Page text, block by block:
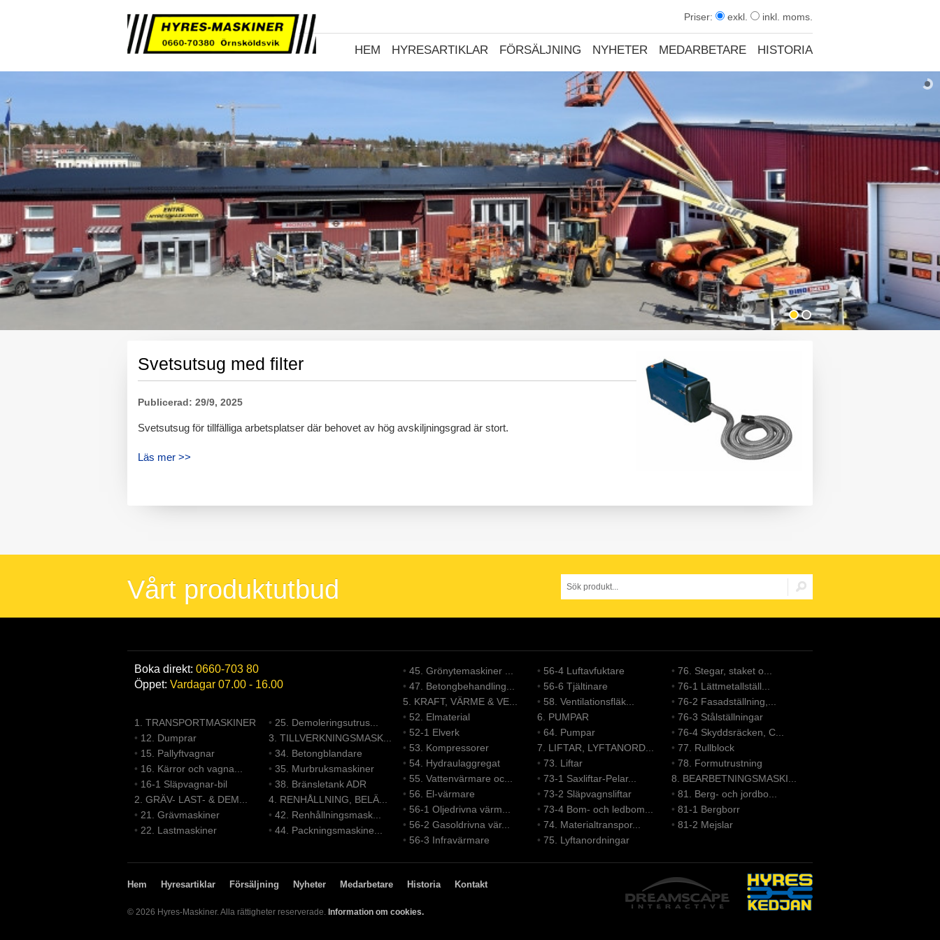
Priser: exkl. inkl. moms.
HEM HYRESARTIKLAR FÖRSÄLJNING NYHETER MEDARBETARE HISTORIA
Svetsutsug med filter
Publicerad: 29/9, 2025
Svetsutsug för tillfälliga arbetsplatser där behovet av hög avskiljningsgrad är stort.
Läs mer >>
Vårt produktutbud
Boka direkt: 0660-703 80
Öppet: Vardagar 07.00 - 16.00
1. TRANSPORTMASKINER
• 12. Dumprar
• 15. Pallyftvagnar
• 16. Kärror och vagna...
• 16-1 Släpvagnar-bil
2. GRÄV- LAST- & DEM...
• 21. Grävmaskiner
• 22. Lastmaskiner
• 25. Demoleringsutrus...
3. TILLVERKNINGSMASK...
• 34. Betongblandare
• 35. Murbruksmaskiner
• 38. Bränsletank ADR
4. RENHÅLLNING, BELÄ...
• 42. Renhållningsmask...
• 44. Packningsmaskine...
• 45. Grönytemaskiner ...
• 47. Betongbehandling...
5. KRAFT, VÄRME & VE...
• 52. Elmaterial
• 52-1 Elverk
• 53. Kompressorer
• 54. Hydraulaggregat
• 55. Vattenvärmare oc...
• 56. El-värmare
• 56-1 Oljedrivna värm...
• 56-2 Gasoldrivna vär...
• 56-3 Infravärmare
• 56-4 Luftavfuktare
• 56-6 Tjältinare
• 58. Ventilationsfläk...
6. PUMPAR
• 64. Pumpar
7. LIFTAR, LYFTANORD...
• 73. Liftar
• 73-1 Saxliftar-Pelar...
• 73-2 Släpvagnsliftar
• 73-4 Bom- och ledbom...
• 74. Materialtranspor...
• 75. Lyftanordningar
• 76. Stegar, staket o...
• 76-1 Lättmetallställ...
• 76-2 Fasadställning,...
• 76-3 Stålställningar
• 76-4 Skyddsräcken, C...
• 77. Rullblock
• 78. Formutrustning
8. BEARBETNINGSMASKI...
• 81. Berg- och jordbo...
• 81-1 Bergborr
• 81-2 Mejslar
Hem Hyresartiklar Försäljning Nyheter Medarbetare Historia Kontakt
© 2026 Hyres-Maskiner. Alla rättigheter reserverade. Information om cookies.